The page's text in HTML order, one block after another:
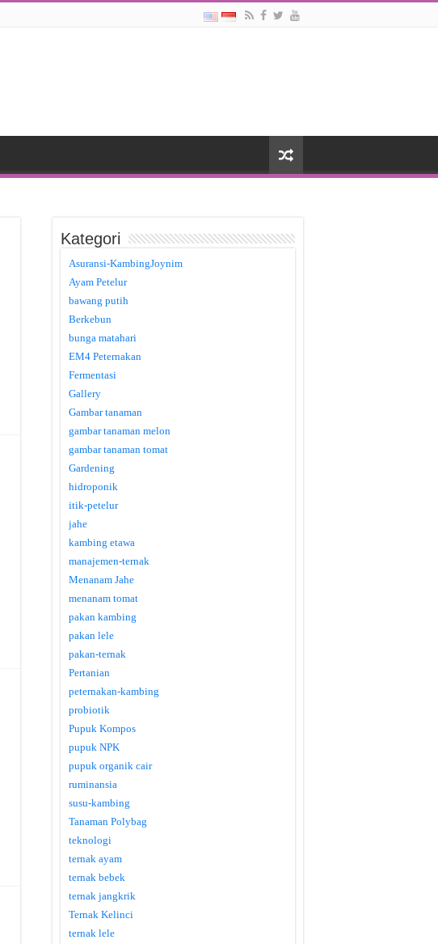
Kategori
Asuransi-KambingJoynim
Ayam Petelur
bawang putih
Berkebun
bunga matahari
EM4 Peternakan
Fermentasi
Gallery
Gambar tanaman
gambar tanaman melon
gambar tanaman tomat
Gardening
hidroponik
itik-petelur
jahe
kambing etawa
manajemen-ternak
Menanam Jahe
menanam tomat
pakan kambing
pakan lele
pakan-ternak
Pertanian
peternakan-kambing
probiotik
Pupuk Kompos
pupuk NPK
pupuk organik cair
ruminansia
susu-kambing
Tanaman Polybag
teknologi
ternak ayam
ternak bebek
ternak jangkrik
Ternak Kelinci
ternak lele